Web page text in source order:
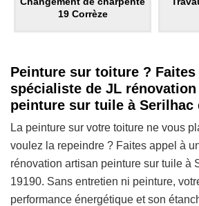
19 Corrèze
Peinture sur toiture ? Faites
spécialiste de JL
peinture sur tuile à Serilhac
La peinture sur votre toiture ne vous
voulez la repeindre ? Faites appel à
rénovation artisan peinture sur tuile à
19190. Sans entretien ni peinture,
performance énergétique et son